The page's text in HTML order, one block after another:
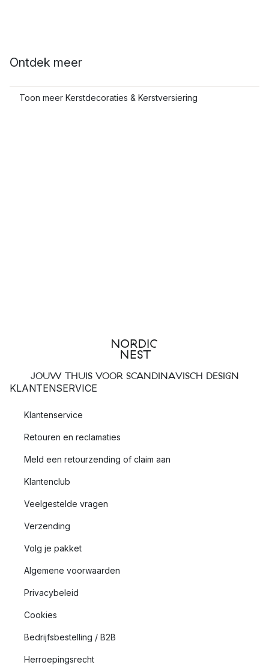
Ontdek meer
Toon meer Kerstdecoraties & Kerstversiering
JOUW THUIS VOOR SCANDINAVISCH DESIGN
KLANTENSERVICE
Klantenservice
Retouren en reclamaties
Meld een retourzending of claim aan
Klantenclub
Veelgestelde vragen
Verzending
Volg je pakket
Algemene voorwaarden
Privacybeleid
Cookies
Bedrijfsbestelling / B2B
Herroepingsrecht